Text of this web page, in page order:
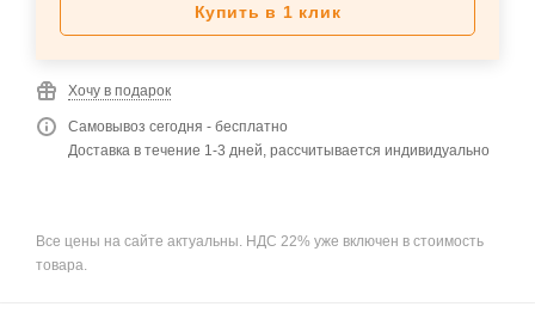
Купить в 1 клик
Хочу в подарок
Самовывоз сегодня - бесплатно
Доставка в течение 1-3 дней, рассчитывается индивидуально
Все цены на сайте актуальны. НДС 22% уже включен в стоимость
товара.